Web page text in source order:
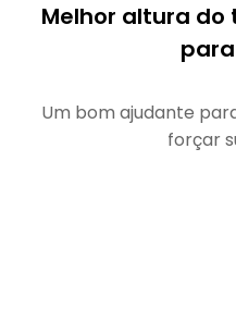
Melhor altura
Um bom ajudante
forçar